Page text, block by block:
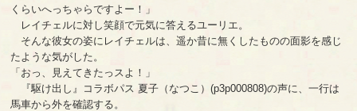
くらいへっちゃらですよー！」
レイチェルに対し笑顔で元気に答えるユーリエ。
そんな彼女の姿にレイチェルは、遥か昔に無くしたものの面影を感じ
たような気がした。
「おっ、見えてきたっスよ！」
『駆け出し』コラボパス 夏子（なつこ）(p3p000808)の声に、一行は
馬車から外を確認する。